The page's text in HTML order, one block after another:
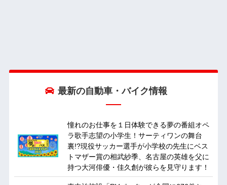
最新の自動車・バイク情報
憧れのお仕事を１日体験できる夢の番組オペ
ラ歌手志望の小学生！サーティワンの舞台
裏!?現役サッカー選手が小学校の先生にベス
トマザー賞の相武紗季、名古屋の英雄を父に
持つ大河俳優・佳久創が彼らを見守ります！